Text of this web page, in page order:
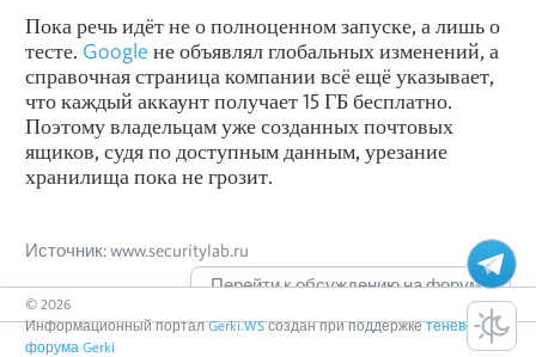
Пока речь идёт не о полноценном запуске, а лишь о
тесте. Google не объявлял глобальных изменений, а
справочная страница компании всё ещё указывает,
что каждый аккаунт получает 15 ГБ бесплатно.
Поэтому владельцам уже созданных почтовых
ящиков, судя по доступным данным, урезание
хранилища пока не грозит.
Источник: www.securitylab.ru
Перейти к обсуждению на форуме
© 2026
Информационный порталGerki.WSсоздан при поддержкетеневого
форума Gerki